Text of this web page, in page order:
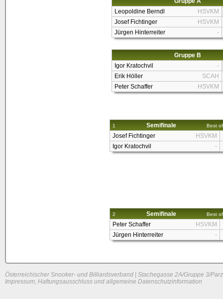
Leopoldine Berndl
HSVKM
Josef Fichtinger
HSVKM
Jürgen Hinterreiter
-
Gruppe B
Igor Kratochvil
-
Erik Höller
SCAH
Peter Schaffer
HSVKM
1 Semifinale Best
Josef Fichtinger
HSVKM
Igor Kratochvil
-
2 Semifinale Best
Peter Schaffer
HSVKM
Jürgen Hinterreiter
-
Österreichischer Snooker- und Billiardsverband | Stachegasse 2A/Gruppe 3/
Impressum, Haftungsausschluss und allgemeine Datenschutzinformation